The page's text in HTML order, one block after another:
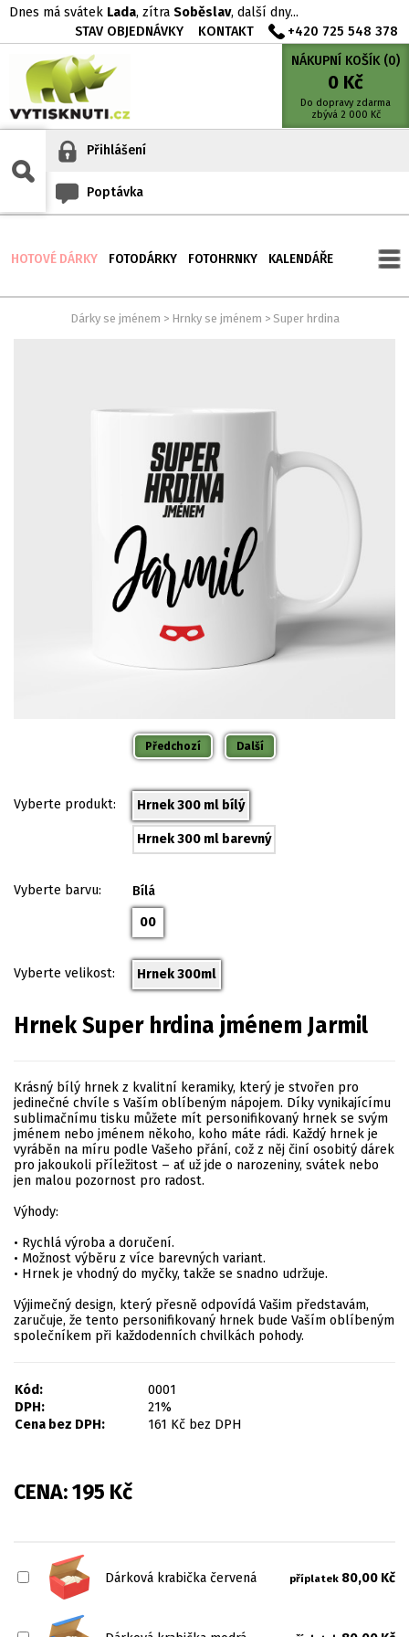
Dnes má svátek Lada, zítra Soběslav, další dny...
STAV OBJEDNÁVKY
KONTAKT
+420 725 548 378
NÁKUPNÍ KOŠÍK (0)
0 Kč
Do dopravy zdarma
zbývá 2 000 Kč
Přihlášení
Poptávka
HOTOVÉ DÁRKY FOTODÁRKY FOTOHRNKY KALENDÁŘE
Dárky se jménem > Hrnky se jménem > Super hrdina
Předchozí Další
Hrnek Super hrdina jménem Jarmil
Krásný bílý hrnek z kvalitní keramiky, který je stvořen pro
jedinečné chvíle s Vaším oblíbeným nápojem. Díky vynikajícímu
sublimačnímu tisku můžete mít personifikovaný hrnek se svým
jménem nebo jménem někoho, koho máte rádi. Každý hrnek je
vyráběn na míru podle Vašeho přání, což z něj činí osobitý dárek
pro jakoukoli příležitost – ať už jde o narozeniny, svátek nebo
jen malou pozornost pro radost.
Výhody:
• Rychlá výroba a doručení.
• Možnost výběru z více barevných variant.
• Hrnek je vhodný do myčky, takže se snadno udržuje.
Výjimečný design, který přesně odpovídá Vašim představám,
zaručuje, že tento personifikovaný hrnek bude Vaším oblíbeným
společníkem při každodenních chvilkách pohody.
Kód:
0001
DPH:
21%
Cena bez DPH:
161 Kč bez DPH
CENA:195 Kč
Vyberte produkt: Hrnek 300 ml bílý
Hrnek 300 ml barevný
Vyberte barvu:
Bílá
00
Vyberte velikost: Hrnek 300ml
Dárková krabička červená příplatek 80,00 Kč